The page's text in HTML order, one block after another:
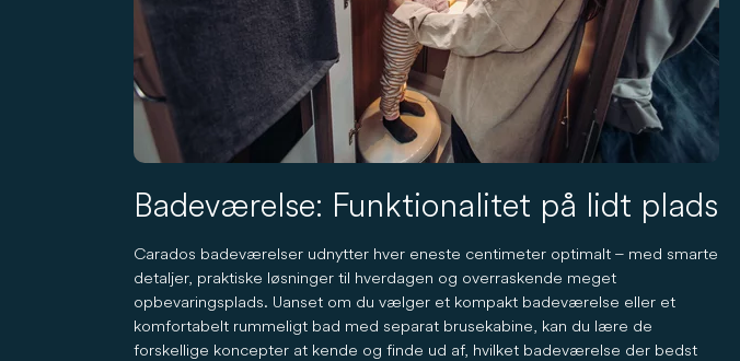
Badeværelse: Funktionalitet på lidt plads
Carados badeværelser udnytter hver eneste centimeter optimalt – med smarte
detaljer, praktiske løsninger til hverdagen og overraskende meget
opbevaringsplads. Uanset om du vælger et kompakt badeværelse eller et
komfortabelt rummeligt bad med separat brusekabine, kan du lære de
forskellige koncepter at kende og finde ud af, hvilket badeværelse der bedst